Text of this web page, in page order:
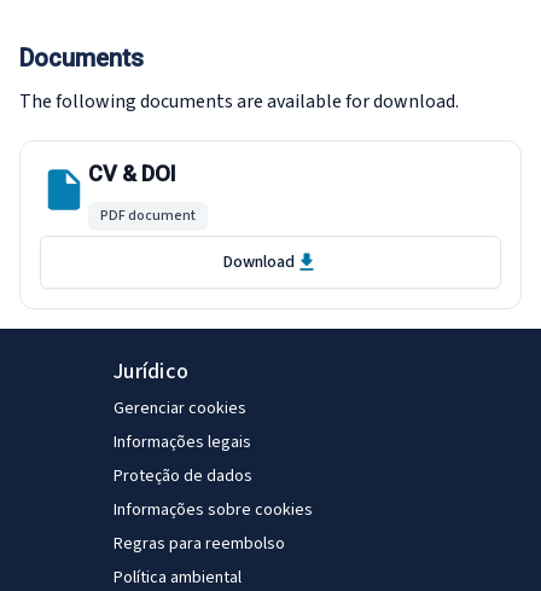
Documents
The following documents are available for download.
CV & DOI
PDF document
Download
Jurídico
Gerenciar cookies
Informações legais
Proteção de dados
Informações sobre cookies
Regras para reembolso
Política ambiental